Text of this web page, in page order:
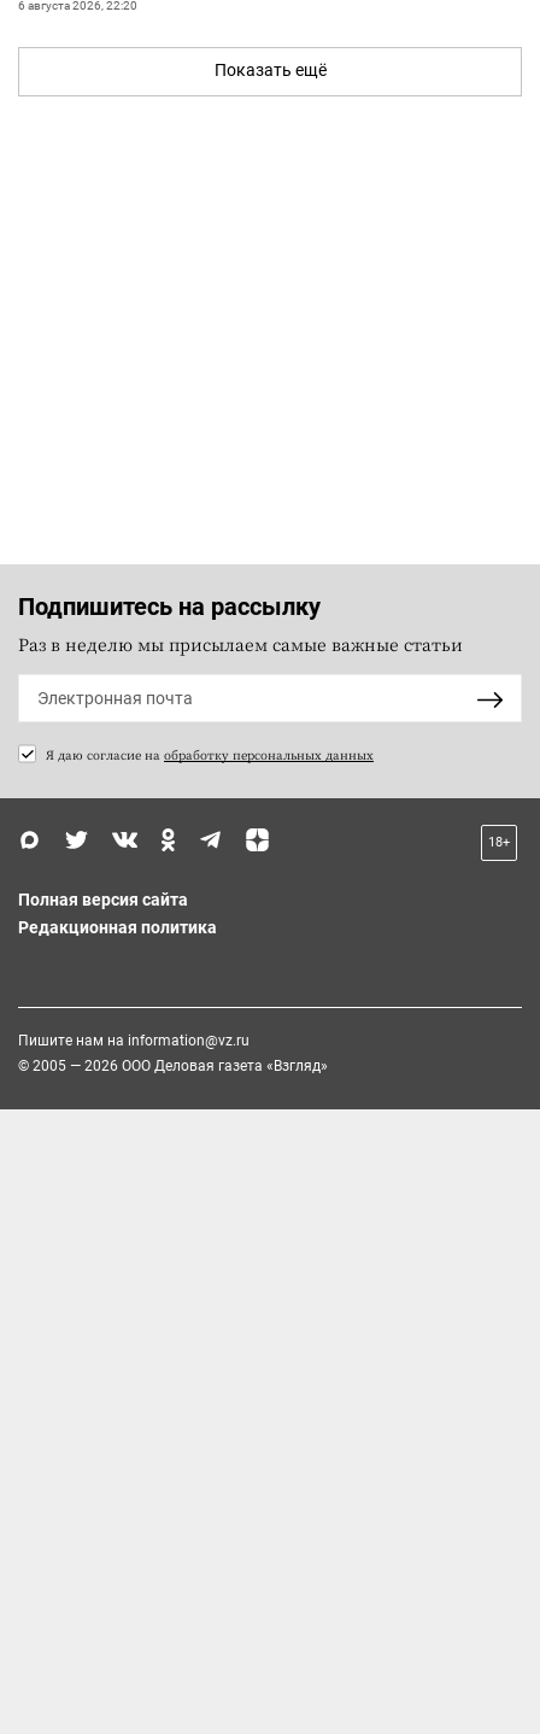
6 августа 2026, 22:20
Показать ещё
Подпишитесь на рассылку
Раз в неделю мы присылаем самые важные статьи
Я даю согласие на обработку персональных данных
18+
Полная версия сайта
Редакционная политика
Пишите нам на information@vz.ru
© 2005 — 2026 ООО Деловая газета «Взгляд»